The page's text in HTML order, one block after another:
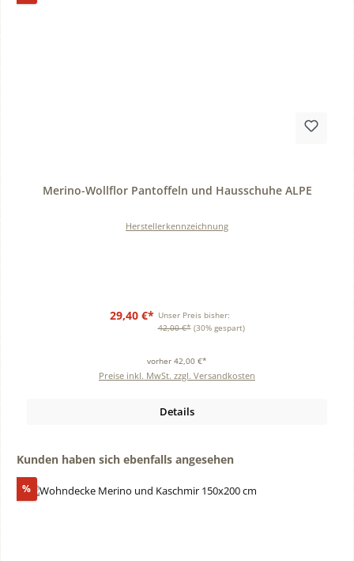
Merino-Wollflor Pantoffeln und Hausschuhe ALPE
Herstellerkennzeichnung
29,40 €* Unser Preis bisher:
42,00 €* (30% gespart)
vorher 42,00 €*
Preise inkl. MwSt. zzgl. Versandkosten
Details
Produktgalerie überspringen
Kunden haben sich ebenfalls angesehen
%Rabatt